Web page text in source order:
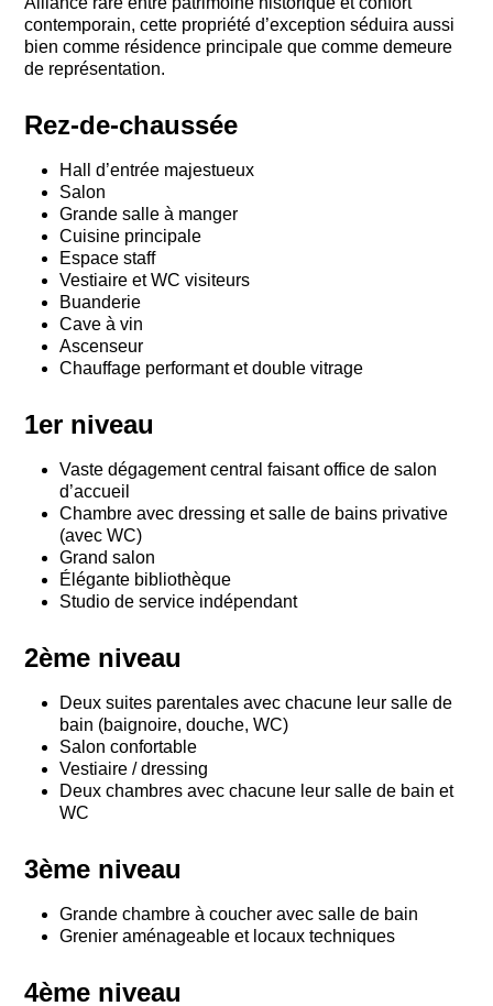
contemporain, cette propriété d’exception séduira aussi
bien comme résidence principale que comme demeure
de représentation.
Rez-de-chaussée
Hall d’entrée majestueux
Salon
Grande salle à manger
Cuisine principale
Espace staff
Vestiaire et WC visiteurs
Buanderie
Cave à vin
Ascenseur
Chauffage performant et double vitrage
1er niveau
Vaste dégagement central faisant office de salon
d’accueil
Chambre avec dressing et salle de bains privative
(avec WC)
Grand salon
Élégante bibliothèque
Studio de service indépendant
2ème niveau
Deux suites parentales avec chacune leur salle de
bain (baignoire, douche, WC)
Salon confortable
Vestiaire / dressing
Deux chambres avec chacune leur salle de bain et
WC
3ème niveau
Grande chambre à coucher avec salle de bain
Grenier aménageable et locaux techniques
4ème niveau